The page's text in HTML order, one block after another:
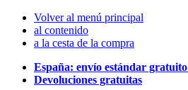
Volver al menú principal
al contenido
a la cesta de la compra
España: envío estándar gratuito
Devoluciones gratuitas